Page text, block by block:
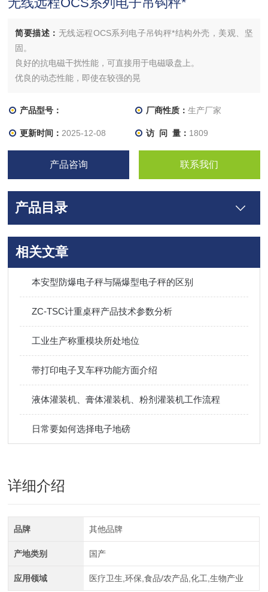
简要描述： 无线远程OCS系列电子吊钩秤*结构外壳，美观、坚
固。
良好的抗电磁干扰性能，可直接用于电磁吸盘上。
优良的动态性能，即使在较强的晃
产品型号： 厂商性质： 生产厂家
更新时间： 2025-12-08 访 问 量： 1809
产品咨询 联系我们
产品目录
相关文章
本安型防爆电子秤与隔爆型电子秤的区别
ZC-TSC计重桌秤产品技术参数分析
工业生产称重模块所处地位
带打印电子叉车秤功能方面介绍
液体灌装机、膏体灌装机、粉剂灌装机工作流程
日常要如何选择电子地磅
详细介绍
品牌 其他品牌
产地类别 国产
应用领域 医疗卫生,环保,食品/农产品,化工,生物产业